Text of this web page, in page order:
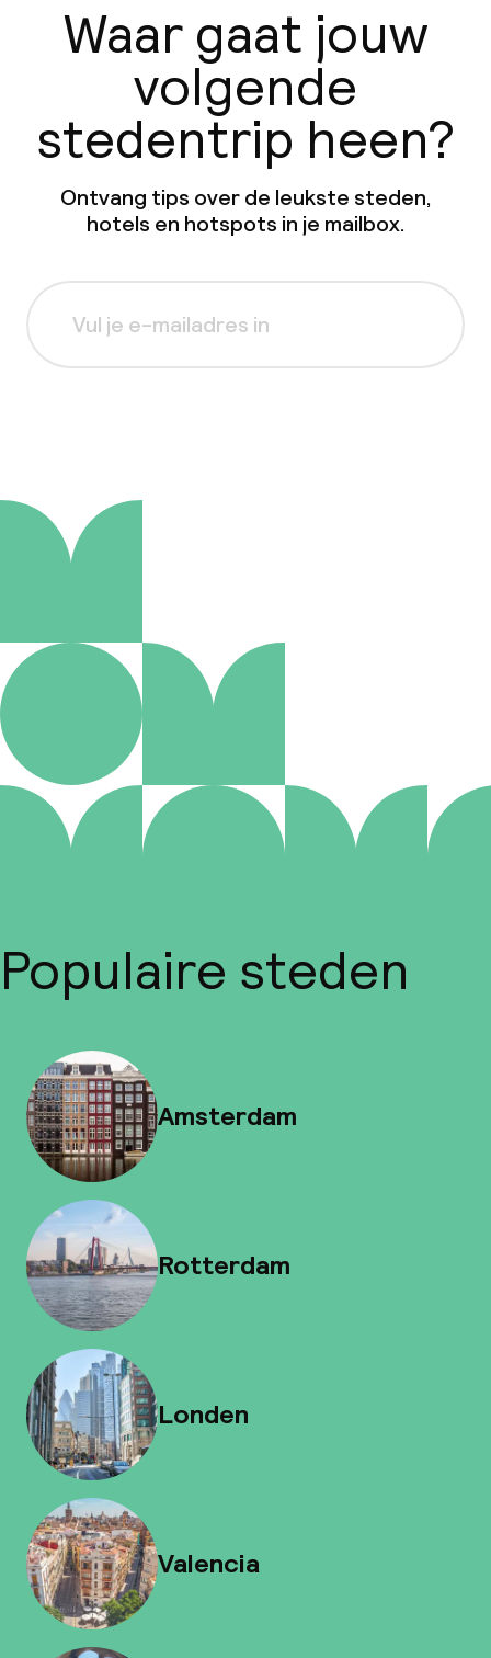
Waar gaat jouw
volgende
stedentrip heen?
Ontvang tips over de leukste steden,
hotels en hotspots in je mailbox.
Populaire steden
Amsterdam
Rotterdam
Londen
Valencia